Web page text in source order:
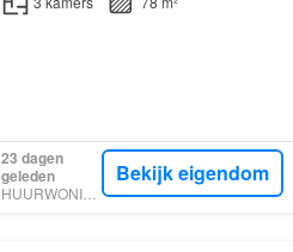
23 dagen
geleden
HUURWONINGEN
Bekijk eigendom